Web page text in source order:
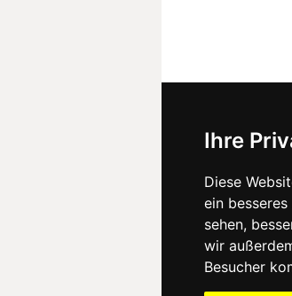
Ihre
Diese
ein
sehen,
wir
Besucher